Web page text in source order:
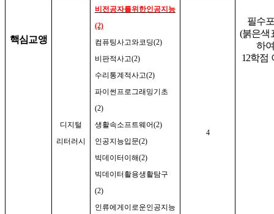
핵심교앵
필수
(붉은색
하
12학점
디지털
리터러시
비전공자를위한인공지능
(2)
컴퓨팅사고와코딩(2)
비판적사고(2)
수리통계적사고(2)
파이썬프로그래밍기초
(2)
생활속소프트웨어(2)
인공지능입문(2)
빅데이터이해(2)
빅데이터활용생활탐구
(2)
인류에게이로운인공지능
4